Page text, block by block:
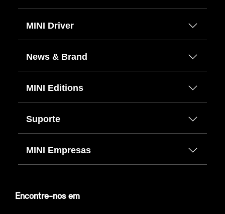
MINI Driver
News & Brand
MINI Editions
Suporte
MINI Empresas
Encontre-nos em